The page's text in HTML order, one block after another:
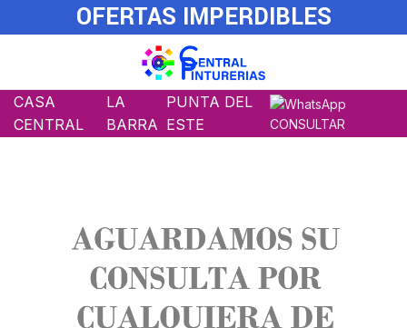
OFERTAS IMPERDIBLES
CASA
CENTRAL
LA
BARRA
PUNTA DEL
ESTE
CONSULTAR